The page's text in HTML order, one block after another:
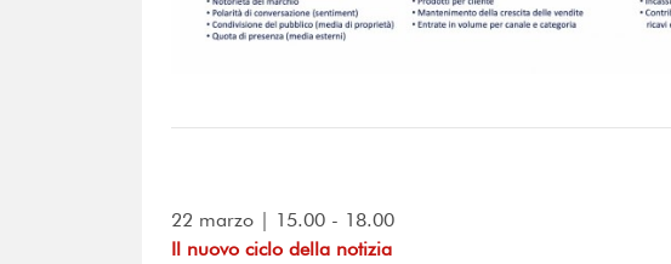
22 marzo | 15.00 - 18.00
Il nuovo ciclo della notizia